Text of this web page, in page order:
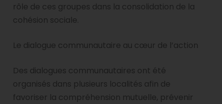
rôle de ces groupes dans la consolidation de la
cohésion sociale.
Le dialogue communautaire au cœur de l’action
Des dialogues communautaires ont été
organisés dans plusieurs localités afin de
favoriser la compréhension mutuelle, prévenir